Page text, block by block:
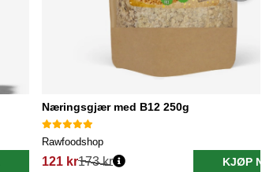
Næringsgjær med B12 250g
Rawfoodshop
121 kr173 kr KJØP NÅ